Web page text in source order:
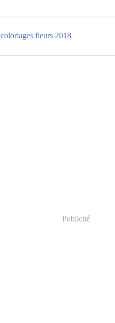
coloriages fleurs 2018
Publicité